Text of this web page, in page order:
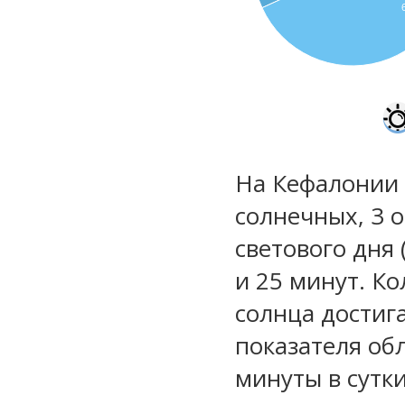
На Кефалонии
солнечных, 3
светового дня
и 25 минут.
солнца
показателя
минуты в